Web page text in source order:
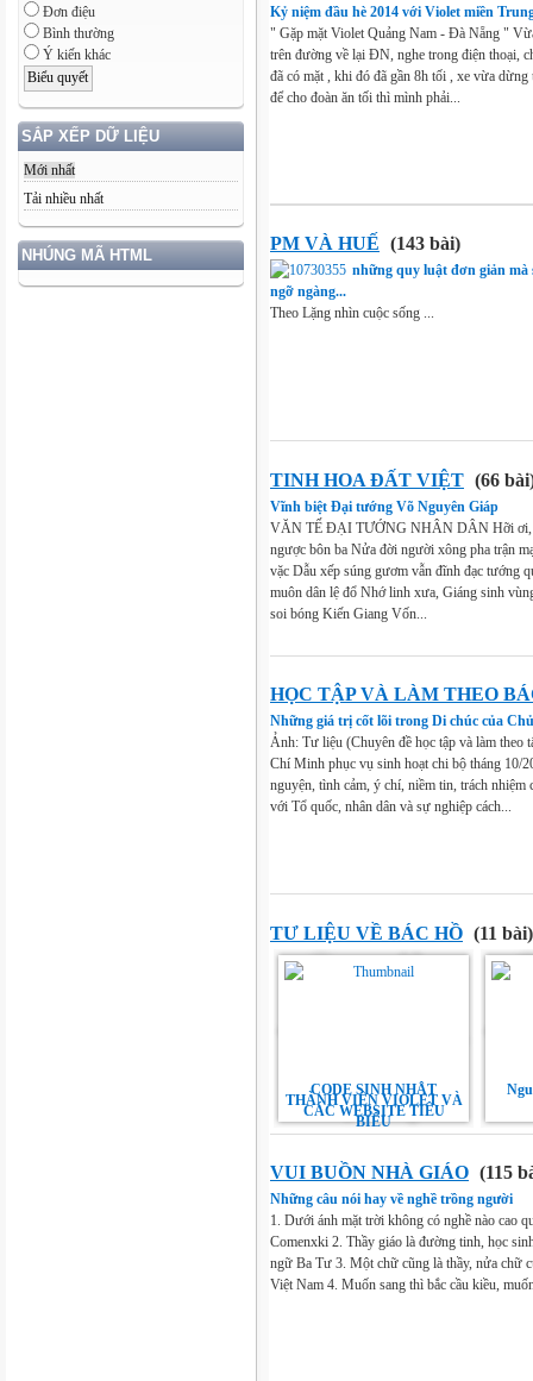
Đơn điệu
Bình thường
Ý kiến khác
SẮP XẾP DỮ LIỆU
Mới nhất
Tải nhiều nhất
NHÚNG MÃ HTML
Kỷ niệm đầu hè 2014 với Violet miền
" Gặp mặt Violet Quảng Nam - Đà Nẵng "
trên đường về lại ĐN, nghe trong điện thoại,
đã có mặt , khi đó đã gần 8h tối , xe vừa dừng
để cho đoàn ăn tối thì mình phải...
PM VÀ HUẾ (143 bài)
những quy luật đơn giản mà
ngỡ ngàng...
Theo Lặng nhìn cuộc sống ...
TINH HOA ĐẤT VIỆT (66
Vĩnh biệt Đại tướng Võ Nguyên Giáp
VĂN TẾ ĐẠI TƯỚNG NHÂN DÂN Hỡi ơi,
ngược bôn ba Nửa đời người xông pha trận
vặc Dẫu xếp súng gươm vẫn đĩnh đạc tướng
muôn dân lệ đổ Nhớ linh xưa, Giáng sinh
soi bóng Kiến Giang Vốn...
HỌC TẬP VÀ LÀM THEO
Những giá trị cốt lõi trong Di chúc của
Ảnh: Tư liệu (Chuyên đề học tập và làm theo
Chí Minh phục vụ sinh hoạt chi bộ tháng 10/
nguyện, tình cảm, ý chí, niềm tin, trách
với Tổ quốc, nhân dân và sự nghiệp cách...
TƯ LIỆU VỀ BÁC HỒ (11 bài)
CODE SINH NHẬT
THÀNH VIÊN VIOLET VÀ
CÁC WEBSITE TIÊU
BIỂU
VUI BUỒN NHÀ GIÁO (115
Những câu nói hay về nghề trồng người
1. Dưới ánh mặt trời không có nghề nào cao
Comenxki 2. Thầy giáo là đường tinh, học
ngữ Ba Tư 3. Một chữ cũng là thầy, nửa chữ
Việt Nam 4. Muốn sang thì bắc cầu kiều,